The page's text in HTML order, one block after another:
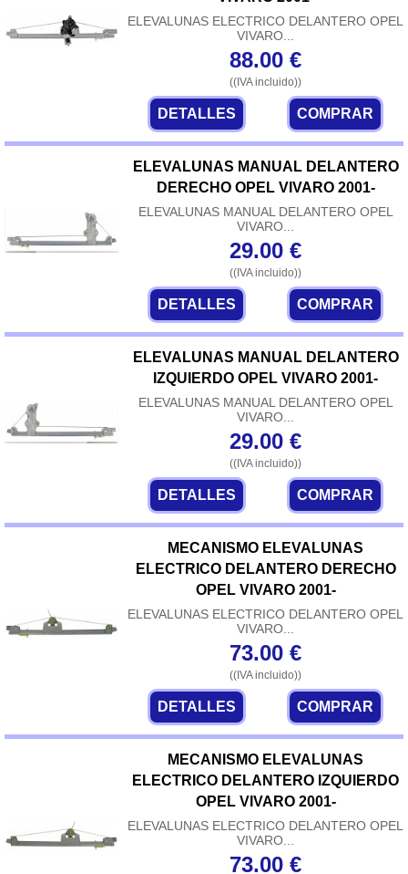
ELEVALUNAS ELECTRICO DELANTERO OPEL
VIVARO...
88.00 €
((IVA incluido))
DETALLES COMPRAR
ELEVALUNAS MANUAL DELANTERO
DERECHO OPEL VIVARO 2001-
ELEVALUNAS MANUAL DELANTERO OPEL
VIVARO...
29.00 €
((IVA incluido))
DETALLES COMPRAR
ELEVALUNAS MANUAL DELANTERO
IZQUIERDO OPEL VIVARO 2001-
ELEVALUNAS MANUAL DELANTERO OPEL
VIVARO...
29.00 €
((IVA incluido))
DETALLES COMPRAR
MECANISMO ELEVALUNAS
ELECTRICO DELANTERO DERECHO
OPEL VIVARO 2001-
ELEVALUNAS ELECTRICO DELANTERO OPEL
VIVARO...
73.00 €
((IVA incluido))
DETALLES COMPRAR
MECANISMO ELEVALUNAS
ELECTRICO DELANTERO IZQUIERDO
OPEL VIVARO 2001-
ELEVALUNAS ELECTRICO DELANTERO OPEL
VIVARO...
73.00 €